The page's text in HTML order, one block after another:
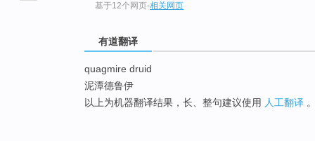
基于12个网页-相关网页
有道翻译
quagmire druid
泥潭德鲁伊
以上为机器翻译结果，长、整句建议使用 人工翻译